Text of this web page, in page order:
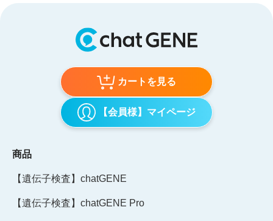
カートを見る
【会員様】マイページ
商品
【遺伝子検査】chatGENE
【遺伝子検査】chatGENE Pro